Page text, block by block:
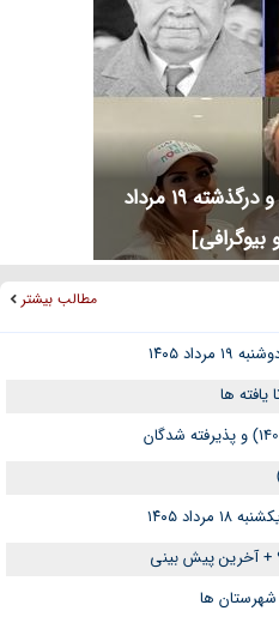
چهره های متولد و درگذشته 19 مرداد
مطالب بیشتر
۱۴۰۵
۱۴۰۵
+ آخرین پیش بینی